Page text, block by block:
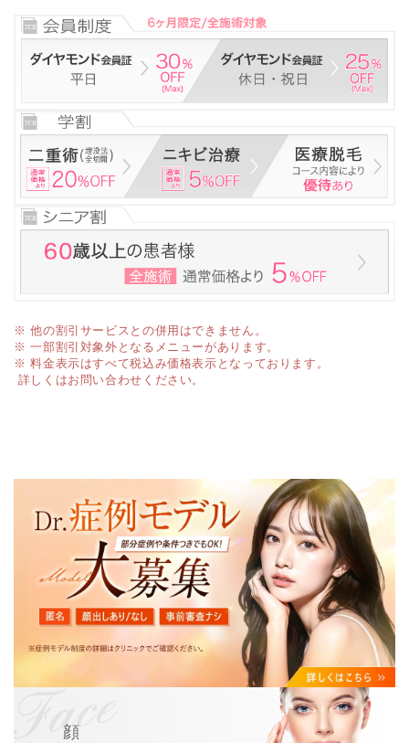
※ 他の割引サービスとの併用はできません。
※ 一部割引対象外となるメニューがあります。
※ 料金表示はすべて税込み価格表示となっております。
詳しくはお問い合わせください。
顔